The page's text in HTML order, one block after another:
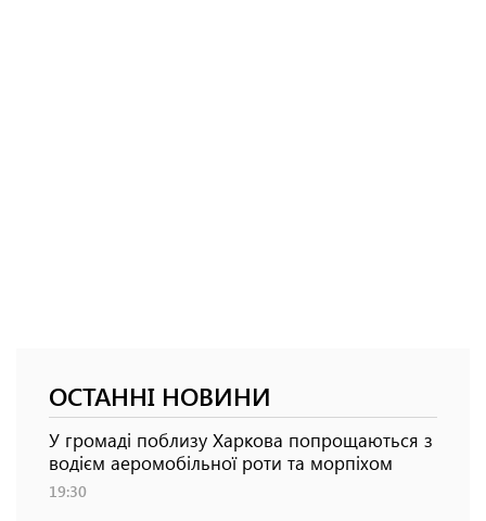
ОСТАННІ НОВИНИ
У громаді поблизу Харкова попрощаються з
водієм аеромобільної роти та морпіхом
19:30